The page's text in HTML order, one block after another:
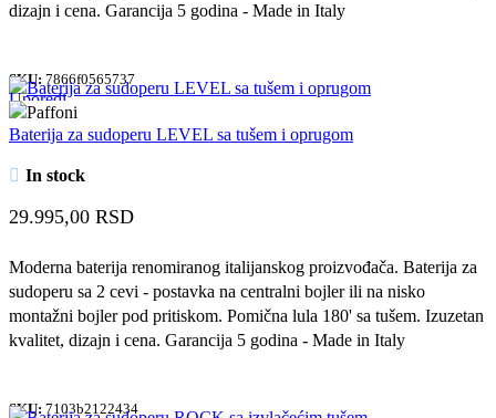
dizajn i cena. Garancija 5 godina - Made in Italy
SKU: 7866f0565737
Uporedi
Quick view
Dodaj u omiljene
Baterija za sudoperu LEVEL sa tušem i oprugom
In stock
29.995,00 RSD
Moderna baterija renomiranog italijanskog proizvođača. Baterija za
sudoperu sa 2 cevi - postavka na centralni bojler ili na nisko
montažni bojler pod pritiskom. Pomična lula 180' sa tušem. Izuzetan
kvalitet, dizajn i cena. Garancija 5 godina - Made in Italy
SKU: 7103b2122434